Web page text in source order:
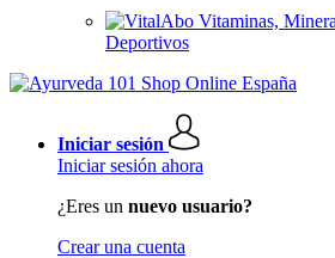
Vitaminas,
Deportivos
Iniciar sesión
Iniciar sesión ahora
¿Eres un nuevo usuario?
Crear una cuenta